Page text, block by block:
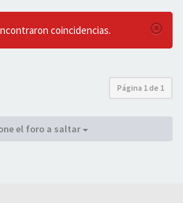
coincidencias.
Página 1 de 1
el foro a saltar